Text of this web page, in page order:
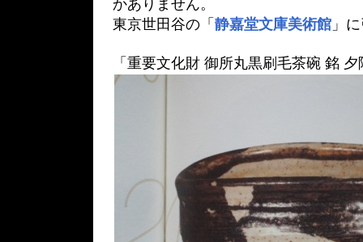
かありません。
東京世田谷の「 静嘉堂文庫美術館 」
「重要文化財 御所丸黒刷毛茶碗 銘 夕